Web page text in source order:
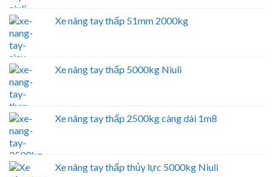
Xe nâng tay thấp 51mm 2000kg
Xe nâng tay thấp 5000kg Niuli
Xe nâng tay thấp 2500kg càng dài 1m8
Xe nâng tay thấp thủy lực 5000kg Niuli